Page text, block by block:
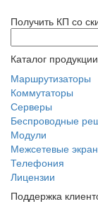
Получить КП со
Каталог продукции
Маршрутизаторы
Коммутаторы
Серверы
Беспроводные
Модули
Межсетевые
Телефония
Лицензии
Поддержка